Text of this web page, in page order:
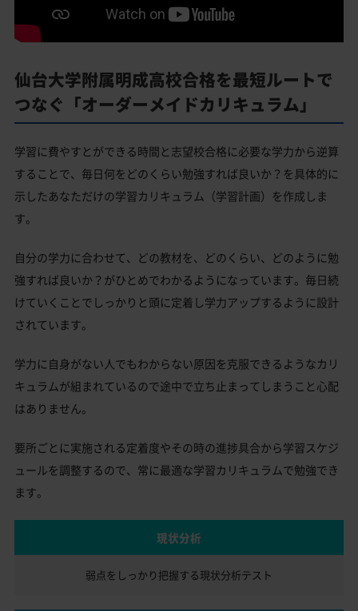
仙台大学附属明成高校合格を最短ルートで
つなぐ「オーダーメイドカリキュラム」
学習に費やすとができる時間と志望校合格に必要な学力から逆算
することで、毎日何をどのくらい勉強すれば良いか？を具体的に
示したあなただけの学習カリキュラム（学習計画）を作成しま
す。
自分の学力に合わせて、どの教材を、どのくらい、どのように勉
強すれば良いか？がひとめでわかるようになっています。毎日続
けていくことでしっかりと頭に定着し学力アップするように設計
されています。
学力に自身がない人でもわからない原因を克服できるようなカリ
キュラムが組まれているので途中で立ち止まってしまうこと心配
はありません。
要所ごとに実施される定着度やその時の進捗具合から学習スケジ
ュールを調整するので、常に最適な学習カリキュラムで勉強でき
ます。
現状分析
弱点をしっかり把握する現状分析テスト